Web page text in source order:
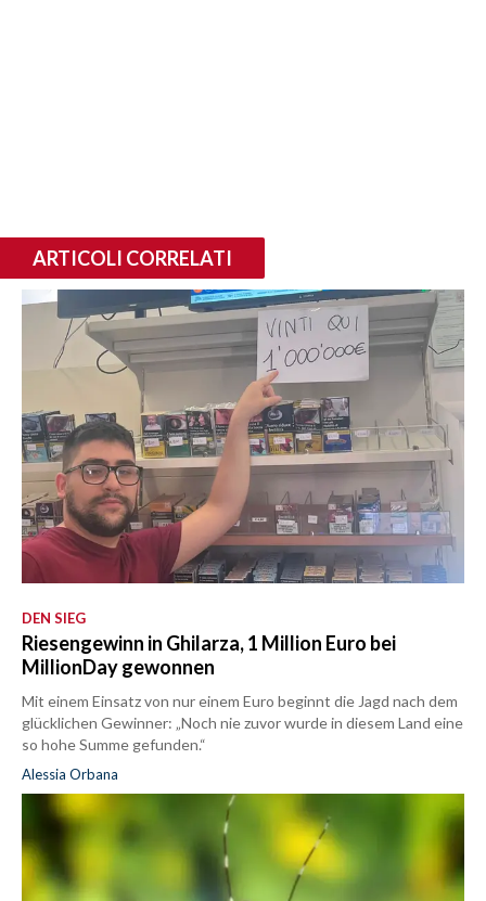
ARTICOLI CORRELATI
DEN SIEG
Riesengewinn in Ghilarza, 1 Million Euro bei
MillionDay gewonnen
Mit einem Einsatz von nur einem Euro beginnt die Jagd nach dem
glücklichen Gewinner: „Noch nie zuvor wurde in diesem Land eine
so hohe Summe gefunden.“
Alessia Orbana